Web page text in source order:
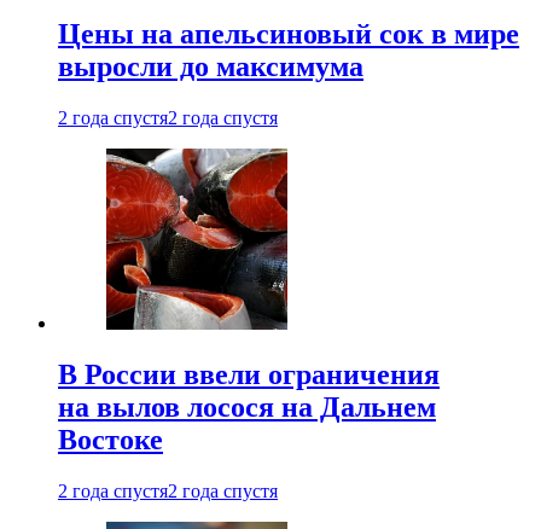
Цены на апельсиновый сок в мире
выросли до максимума
2 года спустя2 года спустя
В России ввели ограничения
на вылов лосося на Дальнем
Востоке
2 года спустя2 года спустя